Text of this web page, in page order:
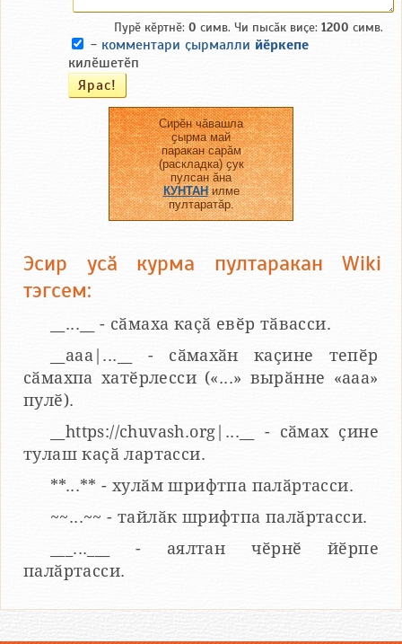
Пурӗ кӗртнӗ: 0 симв. Чи пысӑк виҫе: 1200 симв.
- комментари ҫырмалли йӗркепе
килӗшетӗп
Сирӗн чӑвашла
ҫырма май
паракан сарӑм
(раскладка) ҫук
пулсан ӑна
КУНТАНилме
пултаратӑр.
Эсир усӑ курма пултаракан Wiki
тэгсем:
__...__ - сӑмаха каҫӑ евӗр тӑвасси.
__aaa|...__ - сӑмахӑн каҫине тепӗр
сӑмахпа хатӗрлесси («...» вырӑнне «ааа»
пулӗ).
__https://chuvash.org|...__ - сӑмах ҫине
тулаш каҫӑ лартасси.
**...** - хулӑм шрифтпа палӑртасси.
~~...~~ - тайлӑк шрифтпа палӑртасси.
___...___ - аялтан чӗрнӗ йӗрпе
палӑртасси.